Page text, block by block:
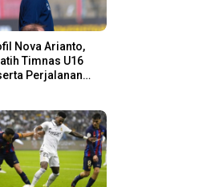
Nova Arianto,
Timnas U16
Perjalanan